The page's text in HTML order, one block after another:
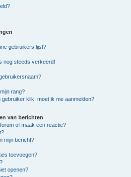
gebruikers lijst?
nog steeds verkeerd!
rang?
klik, moet ik me aanmelden?
van berichten
of maak een reactie?
mijn bericht?
toevoegen?
openen?